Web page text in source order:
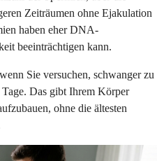
Zeiträumen ohne Ejakulation
haben eher DNA-
beeinträchtigen kann.
Sie versuchen, schwanger zu
Das gibt Ihrem Körper
ohne die ältesten